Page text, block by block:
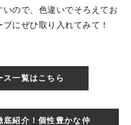
ので、色違いでそろえてお
にぜひ取り入れてみて！
ス一覧はこちら
底紹介！個性豊かな仲